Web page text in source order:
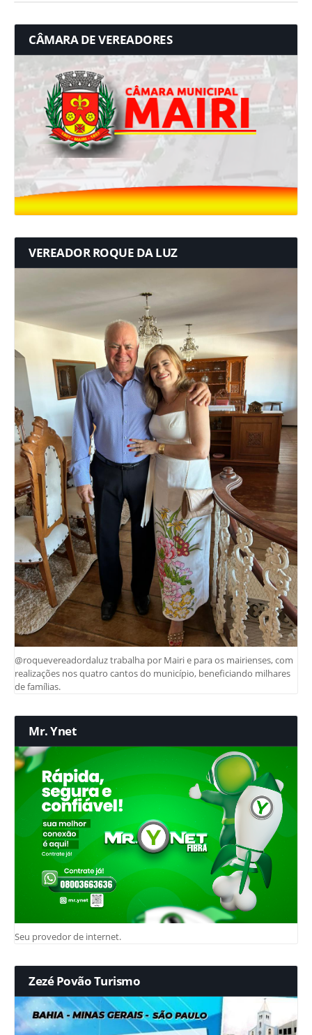
CÂMARA DE VEREADORES
VEREADOR ROQUE DA LUZ
@roquevereadordaluz trabalha por Mairi e para os mairienses, com
realizações nos quatro cantos do município, beneficiando milhares
de famílias.
Mr. Ynet
Seu provedor de internet.
Zezé Povão Turismo